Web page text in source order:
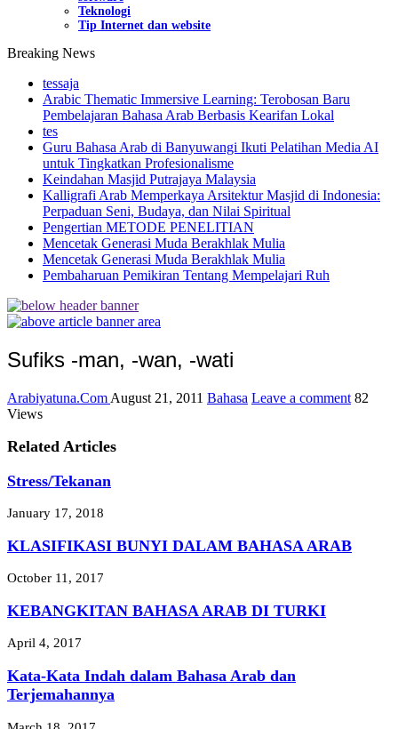
Teknologi
Tip Internet dan website
Breaking News
tessaja
Arabic Thematic Immersive Learning: Terobosan Baru
Pembelajaran Bahasa Arab Berbasis Kearifan Lokal
tes
Guru Bahasa Arab di Banyuwangi Ikuti Pelatihan Media AI
untuk Tingkatkan Profesionalisme
Keindahan Masjid Putrajaya Malaysia
Kalligrafi Arab Memperkaya Arsitektur Masjid di Indonesia:
Perpaduan Seni, Budaya, dan Nilai Spiritual
Pengertian METODE PENELITIAN
Mencetak Generasi Muda Berakhlak Mulia
Mencetak Generasi Muda Berakhlak Mulia
Pembaharuan Pemikiran Tentang Mempelajari Ruh
Sufiks -man, -wan, -wati
Arabiyatuna.Com August 21, 2011 Bahasa Leave a comment 82
Views
Related Articles
Stress/Tekanan
January 17, 2018
KLASIFIKASI BUNYI DALAM BAHASA ARAB
October 11, 2017
KEBANGKITAN BAHASA ARAB DI TURKI
April 4, 2017
Kata-Kata Indah dalam Bahasa Arab dan
Terjemahannya